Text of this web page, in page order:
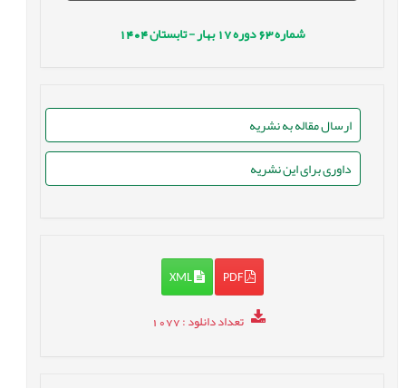
شماره63 دوره17 بهار - تابستان1404
ارسال مقاله به نشریه
داوری برای این نشریه
PDF
XML
تعداد دانلود: 1077